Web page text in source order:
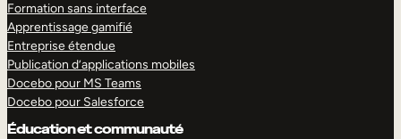
Formation sans interface
Apprentissage gamifié
Entreprise étendue
Publication d’applications mobiles
Docebo pour MS Teams
Docebo pour Salesforce
Éducation et communauté